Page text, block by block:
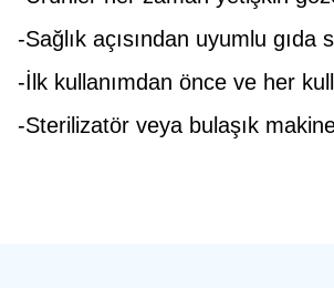
-Sağlık açısından uyumlu gıda
-İlk kullanımdan önce ve her
-Sterilizatör veya bulaşık